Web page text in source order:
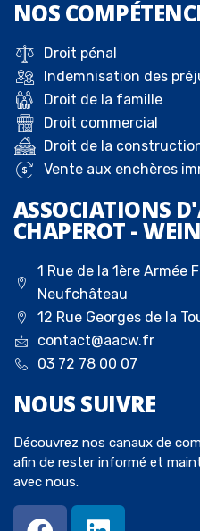
NOS
Droit pénal
Indemnisation des
Droit de la famille
Droit commercial
Droit de la
Vente aux enchères
ASSOCIATIONS
CHAPEROT - WEIN
1 Rue de la 1ère Armée
Neufchâteau
12 Rue Georges de la
contact@aacw.fr
03 72 78 00 07
NOUS SUIVRE
Découvrez nos canaux de
afin de rester informé et
avec nous.